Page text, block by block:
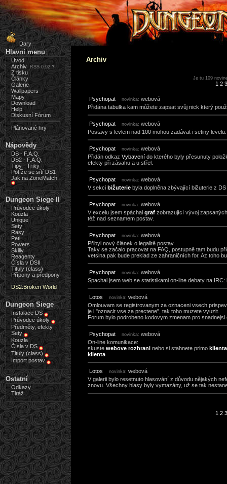
Dary
Hlavní menu
Úvod
Archiv
RSS 0.92 ?
Z tisku
Články
Galerie
Wallpapers
Mapy
Download
Help
Diskusní Fórum
Plánované hry
Nápovědy
DS - F.A.Q.
DS2 - F.A.Q.
Tipy - Triky
Potíže se sítí DS1
Jak na ZoneMatch
Dungeon Siege II
Průvodce úkoly
Kouzla
Unique
Sety
Rasy
Peti
Powers
Skilly
Reagenty
Čísla v DSII
Tituly (class)
Přípony a předpony
DS2:Broken World
Dungeon Siege
Instalace DS
Průvodce úkoly
Předměty, efekty
Sety
Kouzla
Čísla v DS
Tituly (class)
Import postav
Ostatní
Odkazy
Tiráž
Archiv
Je tu 109
1 2 3
Psychopat novinka: webová
Přidána tabulka kam můžete zapsat svůj nick který
Psychopat novinka: webová
Postavy s levlem nad 100 mohou zadávat i setiny
Psychopat novinka: webová
Přidán odkazVybavení do kterého byly přesunuty
efekty při zásahu a u střel.
Psychopat novinka: webová
V sekcibižuterie byla doplněna zbývající bižuterie z
Psychopat novinka: webová
V excelu jsem spáchalgraf zobrazující vývoj
též nad seznamem postav.
Psychopat novinka: webová
Přibyl nový článek o legalitě postav
Taky se začalo pracovat na FAQ, postupně tam budu
vetsina pak bude preklad ze zahraničních for. Az toho
Psychopat novinka: webová
Spachal jsem web se statistikami on-line debaty na IRC:
Lotos novinka: webová
Omlouvam se registrovanym za oznaceni vsech
je i "oznacit vse za prectene", tak toho muzete vyuzit.
Forum bylo podrobeno kodovym zmenam pro
Psychopat novinka: webová
On-line komunikace:
skustewebove rozhrani nebo si stahnete primo
klienta
Lotos novinka: webová
V galerii bylo resetnuto hlasování z důvodu nějakých
znovu. Všechny hlasy byly vymazány, už se tak
1 2 3